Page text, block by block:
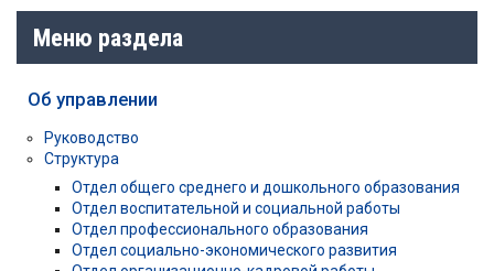
Меню раздела
Об управлении
Руководство
Структура
Отдел общего среднего и дошкольного образования
Отдел воспитательной и социальной работы
Отдел профессионального образования
Отдел социально-экономического развития